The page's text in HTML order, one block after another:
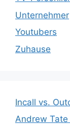
Unternehmer
Youtubers
Zuhause
Incall vs.
Andrew